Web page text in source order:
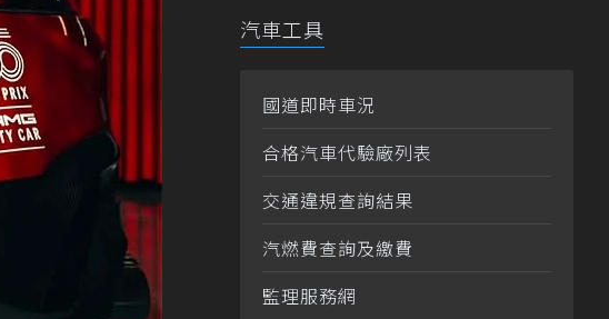
汽車工具
國道即時車況
合格汽車代驗廠列表
交通違規查詢結果
汽燃費查詢及繳費
監理服務網